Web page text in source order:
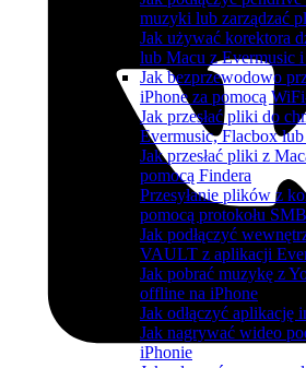
muzyki lub zarządzać
Jak używać korektora
lub Macu z Evermusic
Jak bezprzewodowo
iPhone za pomocą
Jak przesłać pliki do
Evermusic, Flacbox
Jak przesłać pliki z
pomocą Findera
Przesyłanie plików z
pomocą protokołu SMB
Jak podłączyć
VAULT z aplikacji
Jak pobrać muzykę z
offline na iPhone
Jak odłączyć
Jak nagrywać wideo
iPhonie